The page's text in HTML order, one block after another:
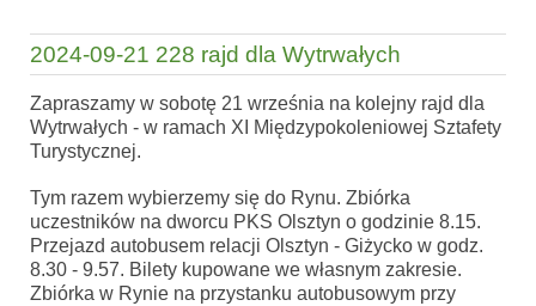
2024-09-21 228 rajd dla Wytrwałych
Zapraszamy w sobotę 21 września na kolejny rajd dla
Wytrwałych - w ramach XI Międzypokoleniowej Sztafety
Turystycznej.
Tym razem wybierzemy się do Rynu. Zbiórka
uczestników na dworcu PKS Olsztyn o godzinie 8.15.
Przejazd autobusem relacji Olsztyn - Giżycko w godz.
8.30 - 9.57. Bilety kupowane we własnym zakresie.
Zbiórka w Rynie na przystanku autobusowym przy